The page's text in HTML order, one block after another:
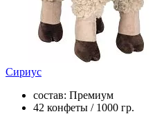
Сириус
состав: Премиум
42 конфеты / 1000 гр.